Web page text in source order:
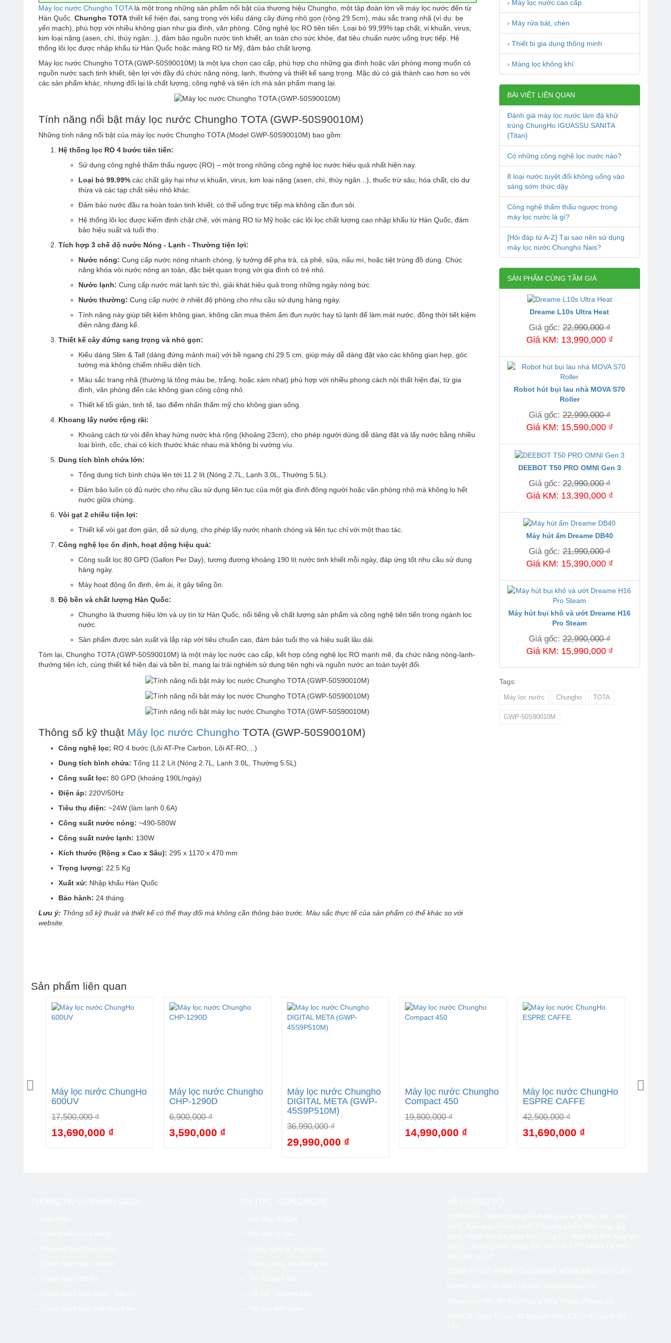
Máy lọc nước Chungho TOTAlà một trong những sản phẩm nổi bật của thương hiệu Chungho, một tập đoàn lớn về máy lọc nước đến từ
Hàn Quốc. Chungho TOTA thiết kế hiện đại, sang trọng với kiểu dáng cây đứng nhỏ gọn (rộng 29.5cm), màu sắc trang nhã (ví dụ: be
yến mạch), phù hợp với nhiều không gian như gia đình, văn phòng. Công nghệ lọc RO tiên tiến: Loại bỏ 99,99% tạp chất, vi khuẩn, virus,
kim loại nặng (asen, chì, thủy ngân...), đảm bảo nguồn nước tinh khiết, an toàn cho sức khỏe, đạt tiêu chuẩn nước uống trực tiếp. Hệ
thống lõi lọc được nhập khẩu từ Hàn Quốc hoặc màng RO từ Mỹ, đảm bảo chất lượng.
Máy lọc nước Chungho TOTA (GWP-50S90010M) là một lựa chọn cao cấp, phù hợp cho những gia đình hoặc văn phòng mong muốn có
nguồn nước sạch tinh khiết, tiện lợi với đầy đủ chức năng nóng, lạnh, thường và thiết kế sang trọng. Mặc dù có giá thành cao hơn so với
các sản phẩm khác, nhưng đổi lại là chất lượng, công nghệ và tiện ích mà sản phẩm mang lại.
Tính năng nổi bật máy lọc nước Chungho TOTA (GWP-50S90010M)
Những tính năng nổi bật của máy lọc nước Chungho TOTA (Model GWP-50S90010M) bao gồm:
Hệ thống lọc RO 4 bước tiên tiến:
Sử dụng công nghệ thẩm thấu ngược (RO) – một trong những công nghệ lọc nước hiệu quả nhất hiện nay.
Loại bỏ 99.99% các chất gây hại như vi khuẩn, virus, kim loại nặng (asen, chì, thủy ngân...), thuốc trừ sâu, hóa chất, clo dư
thừa và các tạp chất siêu nhỏ khác.
Đảm bảo nước đầu ra hoàn toàn tinh khiết, có thể uống trực tiếp mà không cần đun sôi.
Hệ thống lõi lọc được kiểm định chặt chẽ, với màng RO từ Mỹ hoặc các lõi lọc chất lượng cao nhập khẩu từ Hàn Quốc, đảm
bảo hiệu suất và tuổi thọ.
Tích hợp 3 chế độ nước Nóng - Lạnh - Thường tiện lợi:
Nước nóng: Cung cấp nước nóng nhanh chóng, lý tưởng để pha trà, cà phê, sữa, nấu mì, hoặc tiệt trùng đồ dùng. Chức
năng khóa vòi nước nóng an toàn, đặc biệt quan trọng với gia đình có trẻ nhỏ.
Nước lạnh: Cung cấp nước mát lạnh tức thì, giải khát hiệu quả trong những ngày nóng bức.
Nước thường: Cung cấp nước ở nhiệt độ phòng cho nhu cầu sử dụng hàng ngày.
Tính năng này giúp tiết kiệm không gian, không cần mua thêm ấm đun nước hay tủ lạnh để làm mát nước, đồng thời tiết kiệm
điện năng đáng kể.
Thiết kế cây đứng sang trọng và nhỏ gọn:
Kiểu dáng Slim & Tall (dáng đứng mảnh mai) với bề ngang chỉ 29.5 cm, giúp máy dễ dàng đặt vào các không gian hẹp, góc
tường mà không chiếm nhiều diện tích.
Màu sắc trang nhã (thường là tông màu be, trắng, hoặc xám nhạt) phù hợp với nhiều phong cách nội thất hiện đại, từ gia
đình, văn phòng đến các không gian công cộng nhỏ.
Thiết kế tối giản, tinh tế, tạo điểm nhấn thẩm mỹ cho không gian sống.
Khoang lấy nước rộng rãi:
Khoảng cách từ vòi đến khay hứng nước khá rộng (khoảng 23cm), cho phép người dùng dễ dàng đặt và lấy nước bằng nhiều
loại bình, cốc, chai có kích thước khác nhau mà không bị vướng víu.
Dung tích bình chứa lớn:
Tổng dung tích bình chứa lên tới 11.2 lít (Nóng 2.7L, Lạnh 3.0L, Thường 5.5L).
Đảm bảo luôn có đủ nước cho nhu cầu sử dụng liên tục của một gia đình đông người hoặc văn phòng nhỏ mà không lo hết
nước giữa chừng.
Vòi gạt 2 chiều tiện lợi:
Thiết kế vòi gạt đơn giản, dễ sử dụng, cho phép lấy nước nhanh chóng và liên tục chỉ với một thao tác.
Công nghệ lọc ổn định, hoạt động hiệu quả:
Công suất lọc 80 GPD (Gallon Per Day), tương đương khoảng 190 lít nước tinh khiết mỗi ngày, đáp ứng tốt nhu cầu sử dụng
hàng ngày.
Máy hoạt động ổn định, êm ái, ít gây tiếng ồn.
Độ bền và chất lượng Hàn Quốc:
Chungho là thương hiệu lớn và uy tín từ Hàn Quốc, nổi tiếng về chất lượng sản phẩm và công nghệ tiên tiến trong ngành lọc
nước.
Sản phẩm được sản xuất và lắp ráp với tiêu chuẩn cao, đảm bảo tuổi thọ và hiệu suất lâu dài.
Tóm lại, Chungho TOTA (GWP-50S90010M) là một máy lọc nước cao cấp, kết hợp công nghệ lọc RO mạnh mẽ, đa chức năng nóng-lạnh-
thường tiện ích, cùng thiết kế hiện đại và bền bỉ, mang lại trải nghiệm sử dụng tiện nghi và nguồn nước an toàn tuyệt đối.
Thông số kỹ thuật Máy lọc nước Chungho TOTA (GWP-50S90010M)
Công nghệ lọc: RO 4 bước (Lõi AT-Pre Carbon, Lõi AT-RO,...)
Dung tích bình chứa: Tổng 11.2 Lít (Nóng 2.7L, Lạnh 3.0L, Thường 5.5L)
Công suất lọc: 80 GPD (khoảng 190L/ngày)
Điện áp: 220V/50Hz
Tiêu thụ điện: ~24W (làm lạnh 0.6A)
Công suất nước nóng: ~490-580W
Công suất nước lạnh: 130W
Kích thước (Rộng x Cao x Sâu): 295 x 1170 x 470 mm
Trọng lượng: 22.5 Kg
Xuất xứ: Nhập khẩu Hàn Quốc
Bảo hành: 24 tháng
Lưu ý: Thông số kỹ thuật và thiết kế có thể thay đổi mà không cần thông báo trước. Màu sắc thực tế của sản phẩm có thể khác so với
website.
› Máy lọc nước cao cấp
› Máy rửa bát, chén
› Thiết bị gia dụng thông minh
› Màng lọc không khí
BÀI VIẾT LIÊN QUAN
Đánh giá máy lọc nước làm đá khử
trùng ChungHo IGUASSU SANITA
(Titan)
Có những công nghệ lọc nước nào?
8 loại nước tuyệt đối không uống vào
sáng sớm thức dậy
Công nghệ thẩm thấu ngược trong
máy lọc nước là gì?
[Hỏi đáp từ A-Z] Tại sao nên sử dụng
máy lọc nước Chungho Nais?
SẢN PHẨM CÙNG TẦM GIÁ
Dreame L10s Ultra Heat
Giá gốc:22,990,000 ₫
Giá KM: 13,990,000 ₫
Robot hút bụi lau nhà MOVA S70
Roller
Giá gốc:22,990,000 ₫
Giá KM: 15,590,000 ₫
DEEBOT T50 PRO OMNI Gen 3
Giá gốc:22,990,000 ₫
Giá KM: 13,390,000 ₫
Máy hút ẩm Dreame DB40
Giá gốc:21,990,000 ₫
Giá KM: 15,390,000 ₫
Máy hút bụi khô và ướt Dreame H16
Pro Steam
Giá gốc:22,990,000 ₫
Giá KM: 15,990,000 ₫
Tags:
Máy lọc nước Chungho TOTA
GWP-50S90010M
Sản phẩm liên quan
Máy lọc nước ChungHo
600UV
17,500,000 ₫
13,690,000 ₫
Máy lọc nước Chungho
CHP-1290D
6,900,000 ₫
3,590,000 ₫
Máy lọc nước Chungho
DIGITAL META (GWP-
45S9P510M)
36,990,000 ₫
29,990,000 ₫
Máy lọc nước Chungho
Compact 450
19,800,000 ₫
14,990,000 ₫
Máy lọc nước ChungHo
ESPRE CAFFE
42,500,000 ₫
31,690,000 ₫